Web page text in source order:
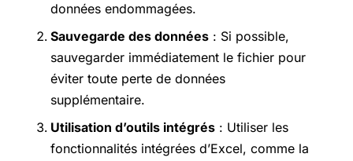
données endommagées.
Sauvegarde des données : Si possible,
sauvegarder immédiatement le fichier pour
éviter toute perte de données
supplémentaire.
Utilisation d’outils intégrés : Utiliser les
fonctionnalités intégrées d’Excel, comme la